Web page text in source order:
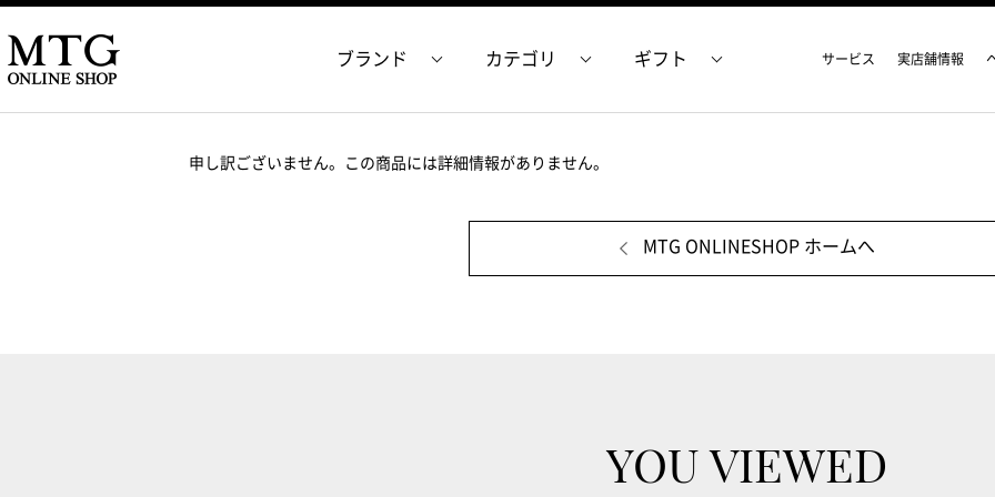
ブランド カテゴリ ギフト サービス 実店舗情報
申し訳ございません。この商品には詳細情報がありません。
MTG ONLINESHOP ホームへ
YOU VIEWED